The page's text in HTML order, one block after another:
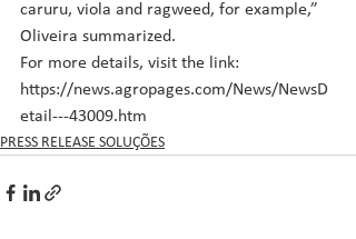
caruru, viola and ragweed, for example,”
Oliveira summarized.
For more details, visit the link:
https://news.agropages.com/News/NewsD
etail---43009.htm
PRESS RELEASE SOLUÇÕES